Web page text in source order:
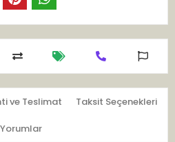
ve Teslimat Taksit Seçenekleri
Yorumlar